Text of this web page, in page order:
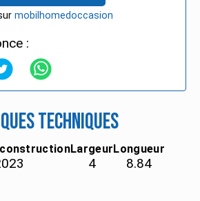
mobilhomedoccasion
:
techniques
constructionLargeur
4
Longueur
8.84